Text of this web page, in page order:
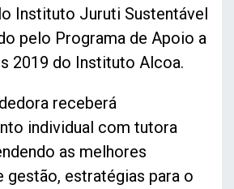
Instituto Juruti Sustentável
pelo Programa de Apoio a
2019 do Instituto Alcoa.
receberá
individual com tutora
as melhores
gestão, estratégias para o